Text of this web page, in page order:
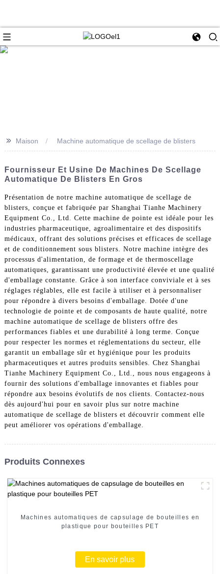
>> Maison Machine automatique de scellage de blisters
Fournisseur Et Usine De Machines De Scellage
Automatique De Blisters En Gros
Présentation de notre machine automatique de scellage de
blisters, conçue et fabriquée par Shanghai Tianhe Machinery
Equipment Co., Ltd. Cette machine de pointe est idéale pour les
industries pharmaceutique, agroalimentaire et des dispositifs
médicaux, offrant des solutions précises et efficaces de scellage
et de conditionnement sous blisters. Notre machine intègre des
processus d'alimentation, de formage et de thermoscellage
automatiques, garantissant une productivité élevée et une qualité
d'emballage constante. Grâce à son interface conviviale et à ses
réglages réglables, elle est facile à utiliser et à personnaliser
pour répondre à divers besoins d'emballage. Dotée d'une
technologie de pointe et de composants de haute qualité, notre
machine automatique de scellage de blisters offre des
performances fiables et une durabilité à long terme. Conçue
pour respecter les normes et réglementations du secteur, elle
garantit un emballage sûr et hygiénique pour les produits
pharmaceutiques et autres produits sensibles. Chez Shanghai
Tianhe Machinery Equipment Co., Ltd., nous nous engageons à
fournir des solutions d'emballage innovantes et fiables pour
répondre aux besoins évolutifs de nos clients. Contactez-nous
dès aujourd'hui pour en savoir plus sur notre machine
automatique de scellage de blisters et découvrir comment elle
peut améliorer vos opérations d'emballage.
Produits Connexes
Machines automatiques de capsulage de bouteilles en
plastique pour bouteilles PET
En savoir plus